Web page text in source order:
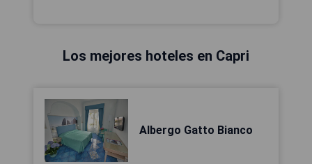
Los mejores hoteles en Capri
Albergo Gatto Bianco